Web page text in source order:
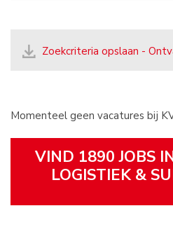
Zoekcriteria opslaan -
Momenteel geen vacatures bij
VIND 1890 JOBS
LOGISTIEK &